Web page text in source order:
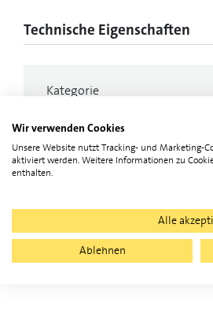
Technische Eigenschaften
Kategorie
Querschnitt
Länge
Gewicht
Wir verwenden Cookies
Unsere Website nutzt Tracking- und Marketing-
aktiviert werden. Weitere Informationen zu
enthalten.
Alle
Ablehnen